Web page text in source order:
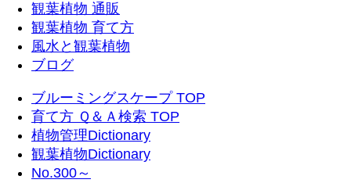
観葉植物 通販
観葉植物 育て方
風水と観葉植物
ブログ
ブルーミングスケープ TOP
育て方 Ｑ＆Ａ検索 TOP
植物管理Dictionary
観葉植物Dictionary
No.300～